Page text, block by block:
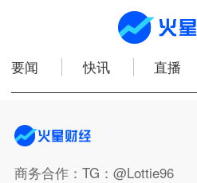
要闻 快讯 直播
商务合作：TG：@Lottie96